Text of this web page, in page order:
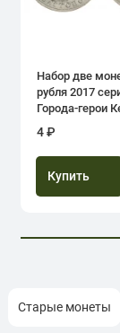
Набор две
рубля 2017
Города-герои
4 ₽
Купить
Старые монеты